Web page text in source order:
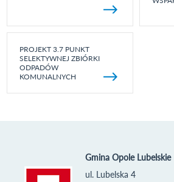
PROJEKT 3.7 PUNKT
SELEKTYWNEJ ZBIÓRKI
ODPADÓW
KOMUNALNYCH
Gmina Opole Lubelskie
ul. Lubelska 4